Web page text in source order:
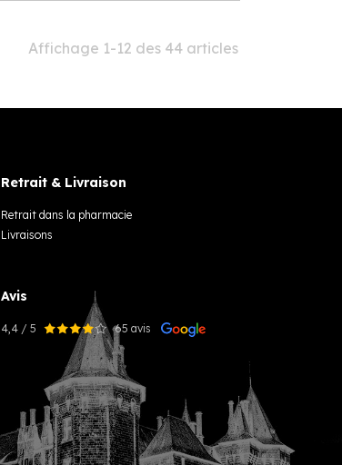
Affichage 1-12 des 44 articles
Retrait & Livraison
Retrait dans la pharmacie
Livraisons
Avis
4,4 / 5 65 avis